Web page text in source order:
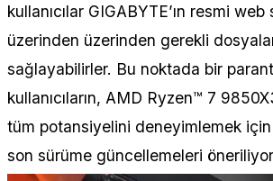
kullanıcılar GIGABYTE’ın resmi web
üzerinden üzerinden gerekli
sağlayabilirler. Bu noktada bir
kullanıcıların, AMD Ryzen™ 7
tüm potansiyelini deneyimlemek
son sürüme güncellemeleri